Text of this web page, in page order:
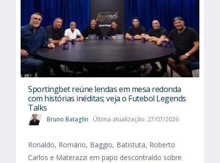
Sportingbet reúne lendas em mesa redonda
com histórias inéditas; veja o Futebol Legends
Talks
Bruno Bataglin Última atualização: 27/07/2026
Ronaldo, Romário, Baggio, Batistuta, Roberto
Carlos e Materazzi em papo descontraído sobre